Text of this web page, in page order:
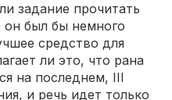
задание прочитать
он был бы немного
средство для
ли это, что рана
на последнем, III
и речь идет только